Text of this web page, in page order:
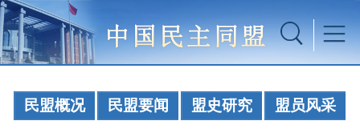
民盟概况 民盟要闻 盟史研究 盟员风采